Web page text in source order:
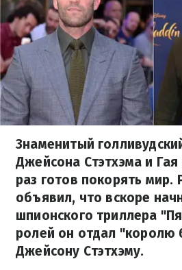
Знаменитый
Джейсона Стэтхэма и
раз готов покорять мир.
объявил, что вскоре
шпионского триллера
ролей он отдал "королю
Джейсону Стэтхэму.